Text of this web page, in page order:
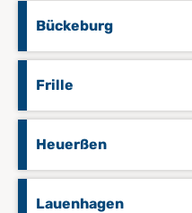
Bückeburg
Frille
Heuerßen
Lauenhagen